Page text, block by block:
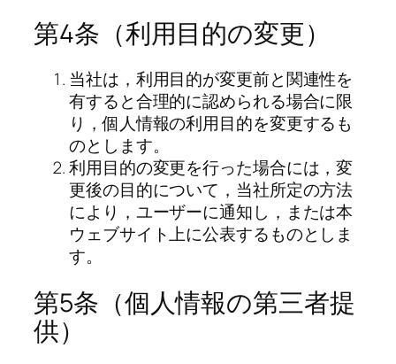
第4条（利用目的の変更）
当社は，利用目的が変更前と関連性を
有すると合理的に認められる場合に限
り，個人情報の利用目的を変更するも
のとします。
利用目的の変更を行った場合には，変
更後の目的について，当社所定の方法
により，ユーザーに通知し，または本
ウェブサイト上に公表するものとしま
す。
第5条（個人情報の第三者提
供）